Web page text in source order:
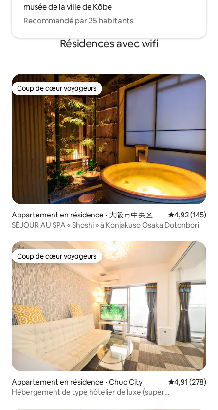
musée de la ville de Kōbe
Recommandé par 25 habitants
Résidences avec wifi
Coup de cœur voyageurs
Coup de cœur voyageurs
Appartement en résidence ⋅ 大阪市中央区 Évaluation
4,92 (145)
SÉJOUR AU SPA « Shoshi » à Konjakuso Osaka Dotonbori
Coup de cœur voyageurs
Coup de cœur voyageurs
Appartement en résidence ⋅ Chuo City Évaluation
4,91 (278)
Hébergement de type hôtelier de luxe (super